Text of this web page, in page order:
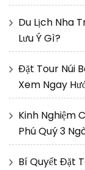
Du Lịch Nha
Lưu Ý Gì?
Đặt Tour Núi
Xem Ngay
Kinh Nghiệm
Phú Quý 3
Bí Quyết Đặt